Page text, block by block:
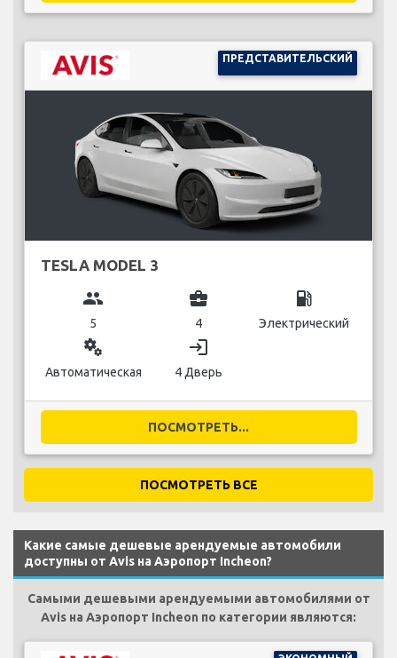
ПРЕДСТАВИТЕЛЬСКИЙ
TESLA MODEL 3
group
5
business_center
4
local_gas_station
Электрический
miscellaneous_services
Автоматическая
login
4 Дверь
ПОСМОТРЕТЬ...
ПОСМОТРЕТЬ ВСЕ
Какие самые дешевые арендуемые автомобили
доступны от Avis на Аэропорт Incheon?
Самыми дешевыми арендуемыми автомобилями от
Avis на Аэропорт Incheon по категории являются: